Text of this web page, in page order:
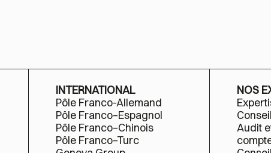
INTERNATIONAL
Pôle Franco-Allemand
Pôle Franco–Espagnol
Pôle Franco–Chinois
Pôle Franco–Turc
NOS
Audit